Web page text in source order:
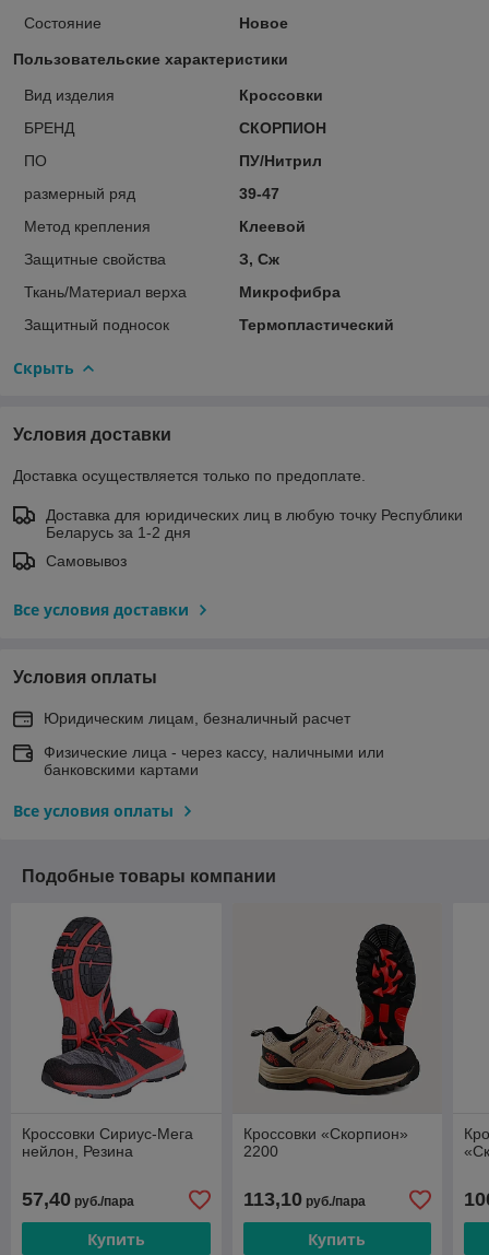
Состояние
Новое
Пользовательские характеристики
Вид изделия
Кроссовки
БРЕНД
СКОРПИОН
ПО
ПУ/Нитрил
размерный ряд
39-47
Метод крепления
Клеевой
Защитные свойства
З, Сж
Ткань/Материал верха
Микрофибра
Защитный подносок
Термопластический
Скрыть
Условия доставки
Доставка осуществляется только по предоплате.
Доставка для юридических лиц в любую точку Республики
Беларусь за 1-2 дня
Самовывоз
Все условия доставки
Условия оплаты
Юридическим лицам, безналичный расчет
Физические лица - через кассу, наличными или
банковскими картами
Все условия оплаты
Подобные товары компании
Кроссовки Сириус-Мега
нейлон, Резина
57,40 руб./пара
Купить
Кроссовки «Скорпион»
2200
113,10руб./пара
Купить